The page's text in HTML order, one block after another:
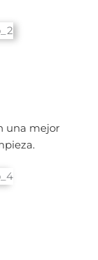
una mejor